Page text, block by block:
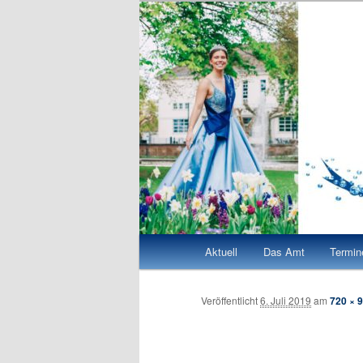
Quellenkönigin Bad Vilbel 2026/
Hauptmenü Aktuell Das Amt
Veröffentlicht6. Juli 2019 am 720 ×